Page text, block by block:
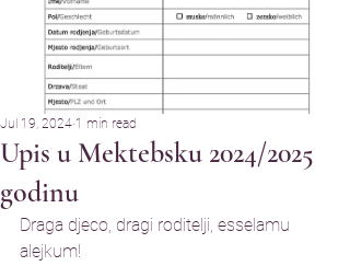
Upis u Mektebsku 2024/2025
godinu
Jul 19, 2024 1 min read
Draga djeco, dragi roditelji, esselamu
alejkum!